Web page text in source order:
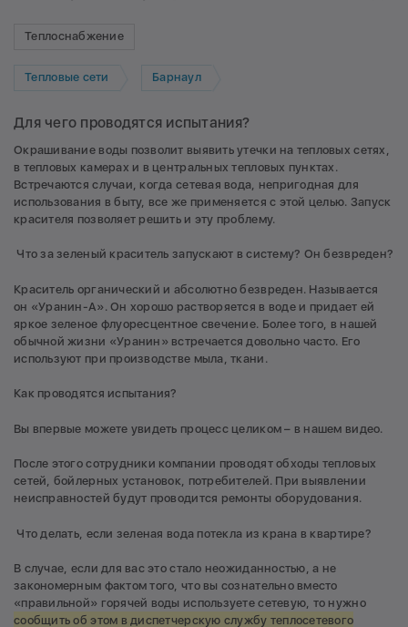
Теплоснабжение
Тепловые сети Барнаул
Для чего проводятся испытания?
Окрашивание воды позволит выявить утечки на тепловых сетях,
в тепловых камерах и в центральных тепловых пунктах.
Встречаются случаи, когда сетевая вода, непригодная для
использования в быту, все же применяется с этой целью. Запуск
красителя позволяет решить и эту проблему.
Что за зеленый краситель запускают в систему? Он безвреден?
Краситель органический и абсолютно безвреден. Называется
он «Уранин-А». Он хорошо растворяется в воде и придает ей
яркое зеленое флуоресцентное свечение. Более того, в нашей
обычной жизни «Уранин» встречается довольно часто. Его
используют при производстве мыла, ткани.
Как проводятся испытания?
Вы впервые можете увидеть процесс целиком – в нашем видео.
После этого сотрудники компании проводят обходы тепловых
сетей, бойлерных установок, потребителей. При выявлении
неисправностей будут проводится ремонты оборудования.
Что делать, если зеленая вода потекла из крана в квартире?
В случае, если для вас это стало неожиданностью, а не
закономерным фактом того, что вы сознательно вместо
«правильной» горячей воды используете сетевую, то нужно
сообщить об этом в диспетчерскую службу теплосетевого